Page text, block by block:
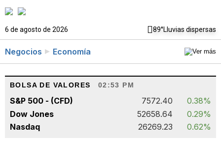
6 de agosto de 2026 89°Lluvias dispersas
Negocios Economía
BOLSA DE VALORES 02:53 PM
S&P 500 - (CFD) 7572.40
0.38%
Dow Jones
52658.64
0.29%
Nasdaq
26269.23 0.62%